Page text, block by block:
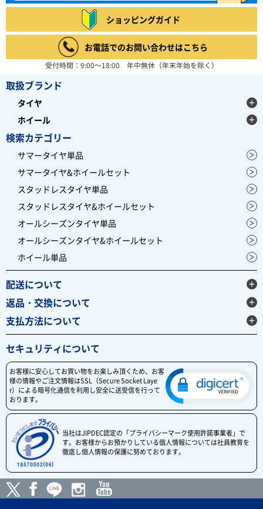
ショッピングガイド
お電話でのお問い合わせはこちら
受付時間：9:00～18:00 年中無休（年末年始を除く）
取扱ブランド
タイヤ
ホイール
検索カテゴリー
サマータイヤ単品
サマータイヤ&ホイールセット
スタッドレスタイヤ単品
スタッドレスタイヤ&ホイールセット
オールシーズンタイヤ単品
オールシーズンタイヤ&ホイールセット
ホイール単品
配送について
返品・交換について
支払方法について
セキュリティについて
お客様に安心してお買い物をお楽しみ頂くため、お客
様の情報やご注文情報はSSL（Secure Socket Laye
r）による暗号化通信を利用し安全に送受信を行って
おります。
当社はJIPDEC認定の「プライバシーマーク使用許諾事業者」で
す。お客様からお預かりしている個人情報については社員教育を
徹底し個人情報の保護に努めております。